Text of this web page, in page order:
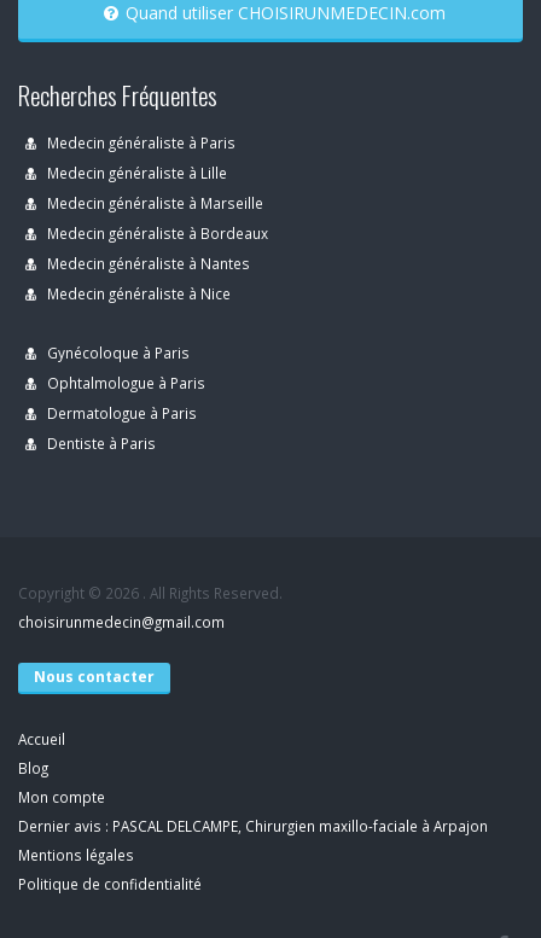
Quand utiliser CHOISIRUNMEDECIN.com
Recherches Fréquentes
Medecin généraliste à Paris
Medecin généraliste à Lille
Medecin généraliste à Marseille
Medecin généraliste à Bordeaux
Medecin généraliste à Nantes
Medecin généraliste à Nice
Gynécoloque à Paris
Ophtalmologue à Paris
Dermatologue à Paris
Dentiste à Paris
Copyright © 2026 . All Rights Reserved.
choisirunmedecin@gmail.com
Nous contacter
Accueil
Blog
Mon compte
Dernier avis : PASCAL DELCAMPE, Chirurgien maxillo-faciale à Arpajon
Mentions légales
Politique de confidentialité